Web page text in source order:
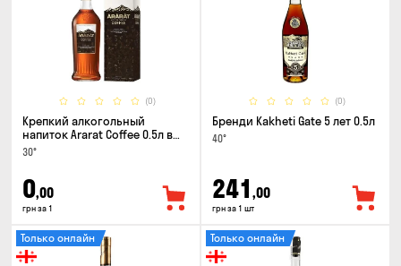
(0)
Крепкий алкогольный
напиток Ararat Coffee 0.5л в
коробке
30°
0,00
грн за 1
(0)
Бренди Kakheti Gate 5 лет 0.5л
40°
241 ,00
грн за 1 шт
Только онлайн Только онлайн